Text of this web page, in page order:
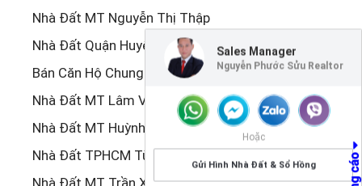
Nhà Đất MT Nguyễn Thị Thập
Nhà Đất Quận Huyện Tỉnh Khác
Bán Căn Hộ Chung Cư Đã Hoàn Thiện TPHCM
Nhà Đất MT Lâm Văn Bền
Nhà Đất MT Huỳnh Tấn Phát
Nhà Đất TPHCM Từ 20 Đến 25 Tỷ
Sales Manager
Nguyễn Phước Sửu Realtor
Hoặc
Gửi Hình Nhà Đất & Sổ Hồng